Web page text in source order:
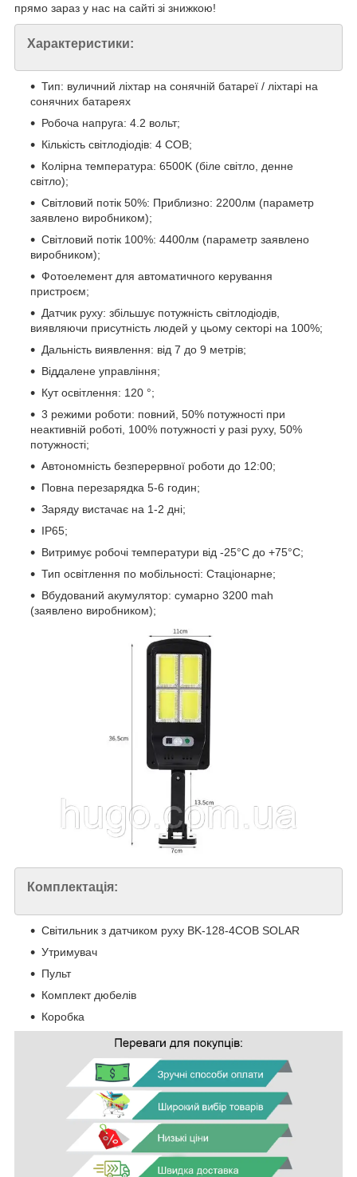
прямо зараз у нас на сайті зі знижкою!
Характеристики:
Тип: вуличний ліхтар на сонячній батареї / ліхтарі на
сонячних батареях
Робоча напруга: 4.2 вольт;
Кількість світлодіодів: 4 СOB;
Колірна температура: 6500K (біле світло, денне
світло);
Світловий потік 50%: Приблизно: 2200лм (параметр
заявлено виробником);
Світловий потік 100%: 4400лм (параметр заявлено
виробником);
Фотоелемент для автоматичного керування
пристроєм;
Датчик руху: збільшує потужність світлодіодів,
виявляючи присутність людей у цьому секторі на 100%;
Дальність виявлення: від 7 до 9 метрів;
Віддалене управління;
Кут освітлення: 120 °;
3 режими роботи: повний, 50% потужності при
неактивній роботі, 100% потужності у разі руху, 50%
потужності;
Автономність безперервної роботи до 12:00;
Повна перезарядка 5-6 годин;
Заряду вистачає на 1-2 дні;
IP65;
Витримує робочі температури від -25°C до +75°C;
Тип освітлення по мобільності: Стаціонарне;
Вбудований акумулятор: сумарно 3200 mah
(заявлено виробником);
Комплектація:
Світильник з датчиком руху BK-128-4COB SOLAR
Утримувач
Пульт
Комплект дюбелів
Коробка